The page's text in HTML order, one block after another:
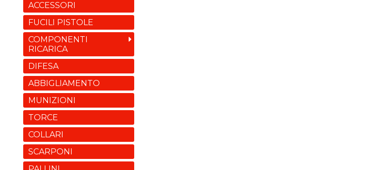
ACCESSORI
FUCILI PISTOLE
COMPONENTI
RICARICA
DIFESA
ABBIGLIAMENTO
MUNIZIONI
TORCE
COLLARI
SCARPONI